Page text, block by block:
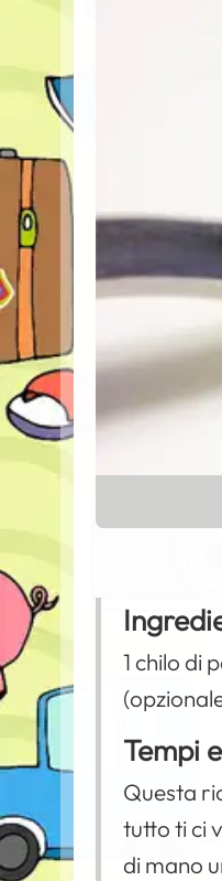
1 chilo di
Tempi
Questa
tutto ti ci
di mano